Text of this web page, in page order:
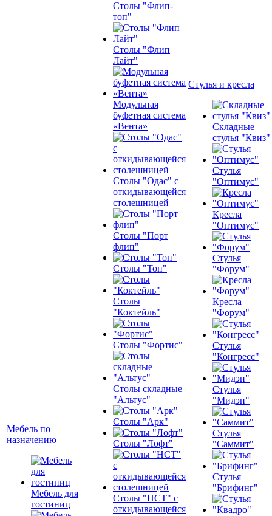
Мебель по
назначению
Мебель для
гостиниц
Столы "Флип-
топ"
Столы "Флип
Лайт"
Модульная
буфетная система
«Вента»
Столы "Одас" с
откидывающейся
столешницей
Столы "Порт
флип"
Столы "Топ"
Столы
"Коктейль"
Столы "Фортис"
Столы складные
"Альтус"
Столы "Арк"
Столы "Лофт"
Столы "НСТ" с
откидывающейся
Стулья и кресла
Складные
стулья "Квиз"
Стулья
"Оптимус"
Кресла
"Оптимус"
Стулья
"Форум"
Кресла
"Форум"
Стулья
"Конгресс"
Стулья
"Мидэн"
Стулья
"Саммит"
Стулья
"Брифинг"